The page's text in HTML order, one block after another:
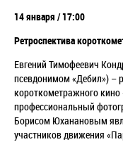
14 января / 17:00
Ретроспектива
Евгений Тимофеевич
псевдонимом «Дебил») –
короткометражного кино
профессиональный
Борисом Юханановым
участников движения